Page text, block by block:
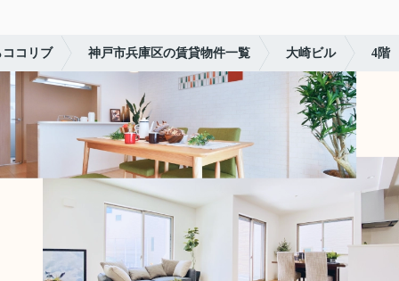
コリブ 神戸市兵庫区の賃貸物件一覧 大崎ビル 4階